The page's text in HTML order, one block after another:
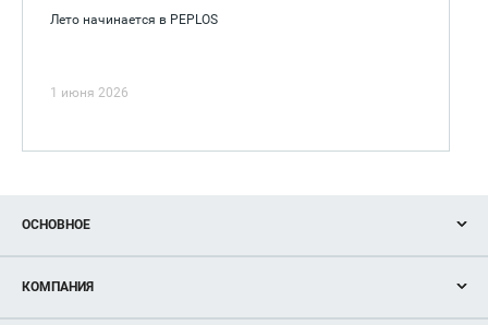
Лето начинается в PEPLOS
1 июня 2026
ОСНОВНОЕ
Новости
Магазины
КОМПАНИЯ